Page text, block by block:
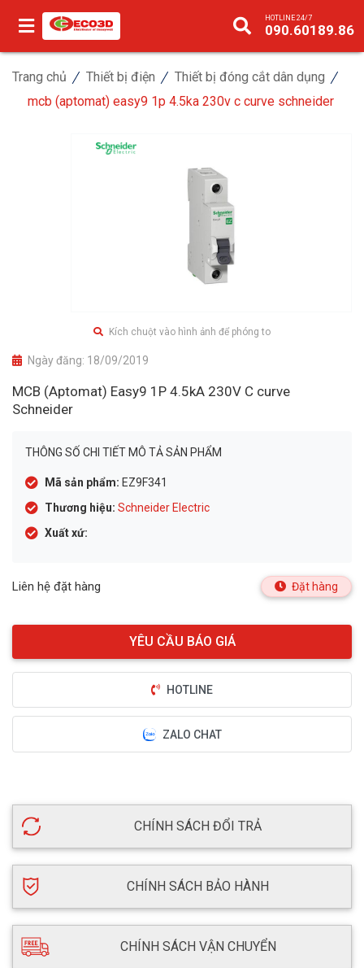
HOTLINE 24/7
090.60189.86
Trang chủ Thiết bị điện
Thiết bị đóng cắt dân dụng
mcb (aptomat) easy9 1p 4.5ka 230v c curve schneider
Kích chuột vào hình ảnh để phóng to
Ngày đăng: 18/09/2019
MCB (Aptomat) Easy9 1P 4.5kA 230V C curve
Schneider
THÔNG SỐ CHI TIẾT MÔ TẢ SẢN PHẨM
Mã sản phẩm: EZ9F341
Thương hiệu: Schneider Electric
Xuất xứ:
Liên hệ đặt hàng Đặt hàng
HOTLINE
ZALO CHAT
CHÍNH SÁCH ĐỔI TRẢ
CHÍNH SÁCH BẢO HÀNH
CHÍNH SÁCH VẬN CHUYỂN